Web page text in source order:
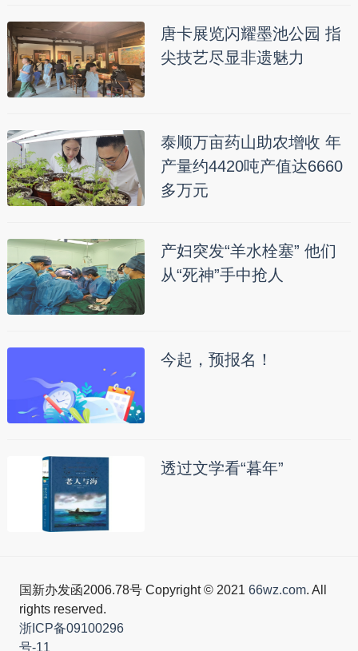
唐卡展览闪耀墨池公园 指
尖技艺尽显非遗魅力
泰顺万亩药山助农增收 年
产量约4420吨产值达6660
多万元
产妇突发“羊水栓塞” 他们
从“死神”手中抢人
今起，预报名！
透过文学看“暮年”
国新办发函2006.78号 Copyright © 2021 66wz.com. All
rights reserved.
浙ICP备09100296
号-11